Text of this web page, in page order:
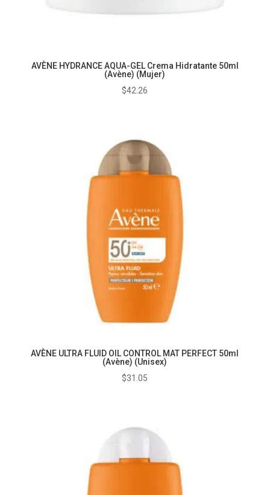
AVÈNE HYDRANCE AQUA-GEL Crema Hidratante 50ml
(Avène) (Mujer)
$42.26
AVÈNE ULTRA FLUID OIL CONTROL MAT PERFECT 50ml
(Avène) (Unisex)
$31.05